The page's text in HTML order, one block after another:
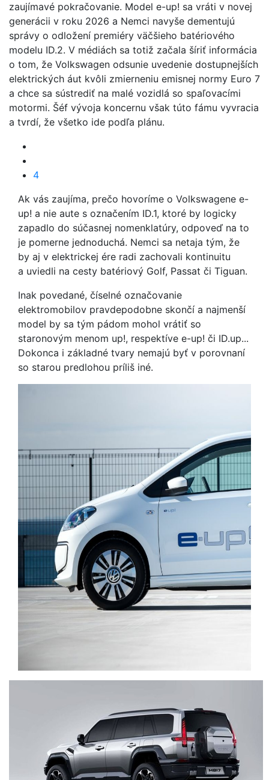
zaujímavé pokračovanie. Model e-up! sa vráti v novej
generácii v roku 2026 a Nemci navyše dementujú
správy o odložení premiéry väčšieho batériového
modelu ID.2. V médiách sa totiž začala šíriť informácia
o tom, že Volkswagen odsunie uvedenie dostupnejších
elektrických áut kvôli zmierneniu emisnej normy Euro 7
a chce sa sústrediť na malé vozidlá so spaľovacími
motormi. Šéf vývoja koncernu však túto fámu vyvracia
a tvrdí, že všetko ide podľa plánu.
4
Ak vás zaujíma, prečo hovoríme o Volkswagene e-
up! a nie aute s označením ID.1, ktoré by logicky
zapadlo do súčasnej nomenklatúry, odpoveď na to
je pomerne jednoduchá. Nemci sa netaja tým, že
by aj v elektrickej ére radi zachovali kontinuitu
a uviedli na cesty batériový Golf, Passat či Tiguan.
Inak povedané, číselné označovanie
elektromobilov pravdepodobne skončí a najmenší
model by sa tým pádom mohol vrátiť so
staronovým menom up!, respektíve e-up! či ID.up...
Dokonca i základné tvary nemajú byť v porovnaní
so starou predlohou príliš iné.